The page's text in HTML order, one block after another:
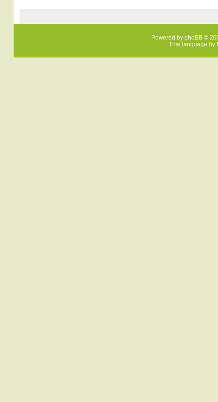
Powered by phpBB ©
Thai language by